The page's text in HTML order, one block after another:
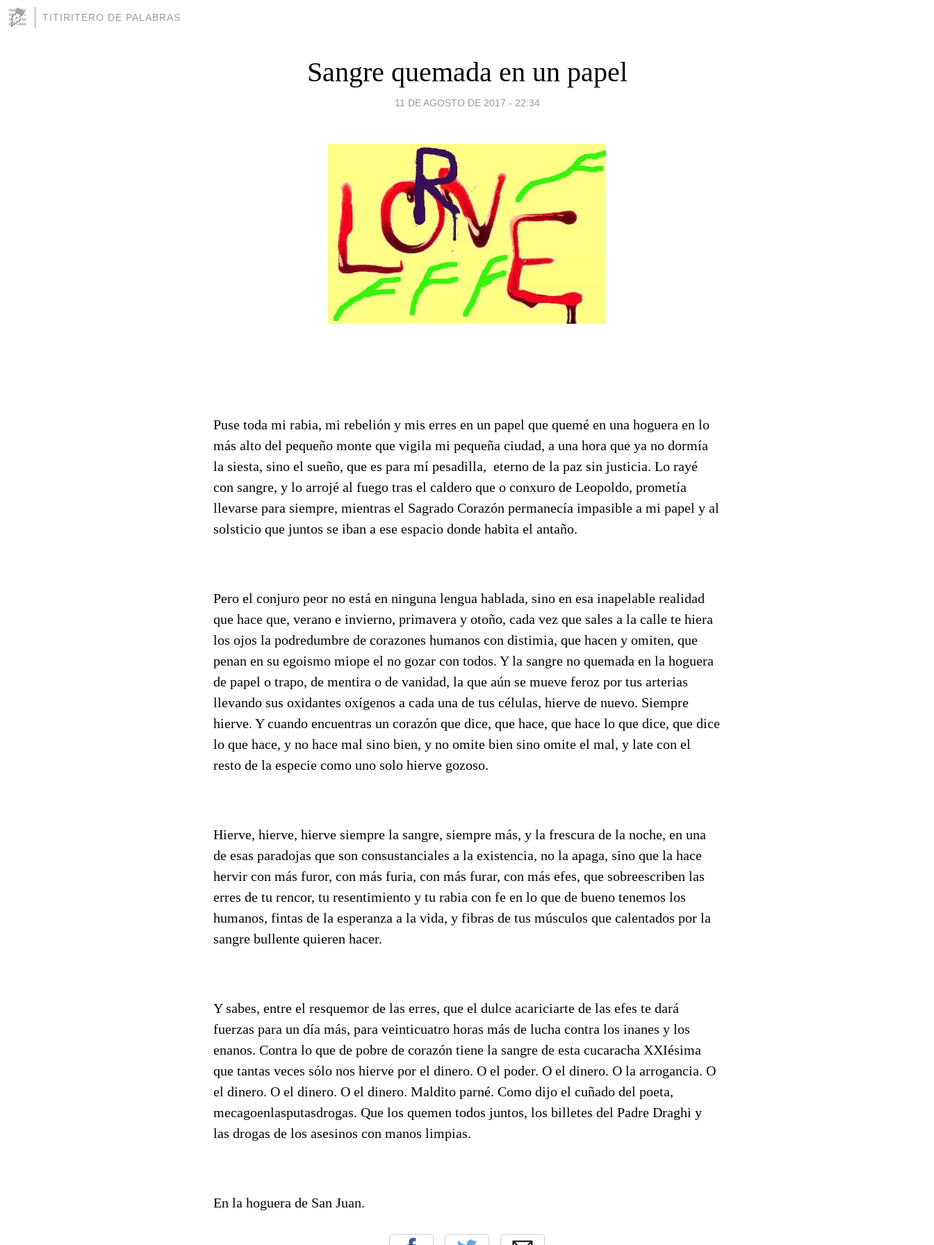
TITIRITERO DE PALABRAS
Sangre quemada en un papel
11 DE AGOSTO DE 2017 - 22:34
Puse toda mi rabia, mi rebelión y mis erres en un papel que quemé en una hoguera en lo
más alto del pequeño monte que vigila mi pequeña ciudad, a una hora que ya no dormía
la siesta, sino el sueño, que es para mí pesadilla, eterno de la paz sin justicia. Lo rayé
con sangre, y lo arrojé al fuego tras el caldero que o conxuro de Leopoldo, prometía
llevarse para siempre, mientras el Sagrado Corazón permanecía impasible a mi papel y al
solsticio que juntos se iban a ese espacio donde habita el antaño.
Pero el conjuro peor no está en ninguna lengua hablada, sino en esa inapelable realidad
que hace que, verano e invierno, primavera y otoño, cada vez que sales a la calle te hiera
los ojos la podredumbre de corazones humanos con distimia, que hacen y omiten, que
penan en su egoismo miope el no gozar con todos. Y la sangre no quemada en la hoguera
de papel o trapo, de mentira o de vanidad, la que aún se mueve feroz por tus arterias
llevando sus oxidantes oxígenos a cada una de tus células, hierve de nuevo. Siempre
hierve. Y cuando encuentras un corazón que dice, que hace, que hace lo que dice, que dice
lo que hace, y no hace mal sino bien, y no omite bien sino omite el mal, y late con el
resto de la especie como uno solo hierve gozoso.
Hierve, hierve, hierve siempre la sangre, siempre más, y la frescura de la noche, en una
de esas paradojas que son consustanciales a la existencia, no la apaga, sino que la hace
hervir con más furor, con más furia, con más furar, con más efes, que sobreescriben las
erres de tu rencor, tu resentimiento y tu rabia con fe en lo que de bueno tenemos los
humanos, fintas de la esperanza a la vida, y fibras de tus músculos que calentados por la
sangre bullente quieren hacer.
Y sabes, entre el resquemor de las erres, que el dulce acariciarte de las efes te dará
fuerzas para un día más, para veinticuatro horas más de lucha contra los inanes y los
enanos. Contra lo que de pobre de corazón tiene la sangre de esta cucaracha XXIésima
que tantas veces sólo nos hierve por el dinero. O el poder. O el dinero. O la arrogancia. O
el dinero. O el dinero. O el dinero. Maldito parné. Como dijo el cuñado del poeta,
mecagoenlasputasdrogas. Que los quemen todos juntos, los billetes del Padre Draghi y
las drogas de los asesinos con manos limpias.
En la hoguera de San Juan.